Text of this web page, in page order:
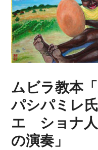
ムビラ教本
パシパミレ
エ ショナ人
の演奏」